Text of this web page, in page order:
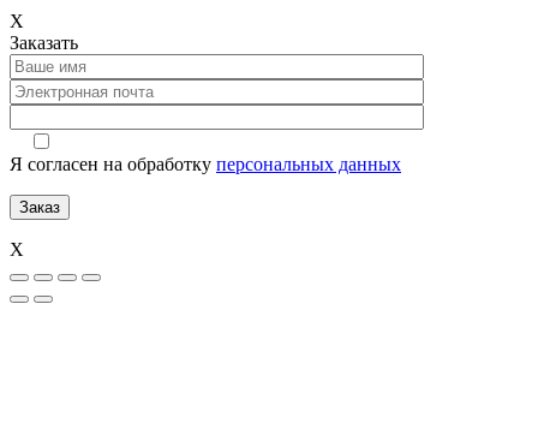
Х
Заказать
Я согласен на обработку персональных данных
Х